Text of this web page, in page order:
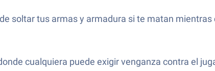
soltar tus armas y armadura si te matan mientras
cualquiera puede exigir venganza contra el